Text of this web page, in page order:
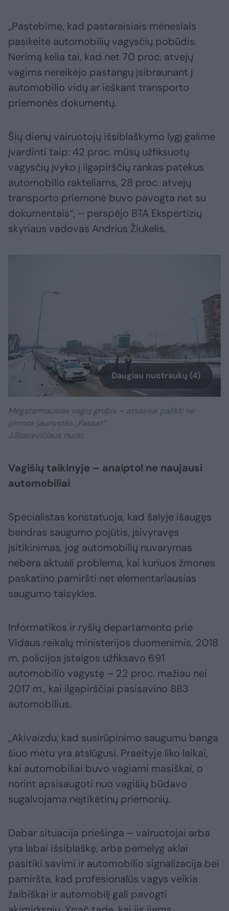
„Pastebime, kad pastaraisiais mėnesiais
pasikeitė automobilių vagysčių pobūdis.
Nerimą kelia tai, kad net 70 proc. atvejų
vagims nereikėjo pastangų įsibraunant į
automobilio vidų ar ieškant transporto
priemonės dokumentų.
Šių dienų vairuotojų išsiblaškymo lygį galime
įvardinti taip: 42 proc. mūsų užfiksuotų
vagysčių įvyko į ilgapirščių rankas patekus
automobilio rakteliams, 28 proc. atvejų
transporto priemonė buvo pavogta net su
dokumentais“, – perspėjo BTA Ekspertizių
skyriaus vadovas Andrius Žiukelis.
Daugiau nuotraukų (4)
Mėgstamiausias vagių grobis – atsainiai palikti ne
pirmos jaunystės „Passat“.
J.Stacevičiaus nuotr.
Vagišių taikinyje – anaiptol ne naujausi
automobiliai
Specialistas konstatuoja, kad šalyje išaugęs
bendras saugumo pojūtis, įsivyravęs
įsitikinimas, jog automobilių nuvarymas
nebėra aktuali problema, kai kuriuos žmones
paskatino pamiršti net elementariausias
saugumo taisykles.
Informatikos ir ryšių departamento prie
Vidaus reikalų ministerijos duomenimis, 2018
m. policijos įstaigos užfiksavo 691
automobilio vagystę – 22 proc. mažiau nei
2017 m., kai ilgapirščiai pasisavino 883
automobilius.
„Akivaizdu, kad susirūpinimo saugumu banga
šiuo metu yra atslūgusi. Praeityje liko laikai,
kai automobiliai buvo vagiami masiškai, o
norint apsisaugoti nuo vagišių būdavo
sugalvojama neįtikėtinų priemonių.
Dabar situacija priešinga – vairuotojai arba
yra labai išsiblaškę, arba pernelyg aklai
pasitiki savimi ir automobilio signalizacija bei
pamiršta, kad profesionalūs vagys veikia
žaibiškai ir automobilį gali pavogti